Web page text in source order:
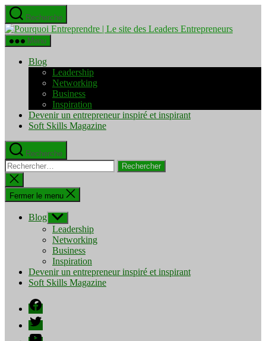
Aller
au
contenu
Recherche
Pourquoi
Menu
Blog
Leadership
Networking
Business
Inspiration
Devenir un entrepreneur inspiré et inspirant
Soft Skills Magazine
Recherche
Rechercher :
Fermer
la
recherche
Fermer le menu
Blog Afficher
le
sous-
menu
Leadership
Networking
Business
Inspiration
Devenir un entrepreneur inspiré et inspirant
Soft Skills Magazine
Facebook
Twitter
YouTube